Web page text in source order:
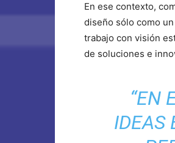
En ese contexto,
diseño sólo como
trabajo con visión
de soluciones e
“EN
IDEAS